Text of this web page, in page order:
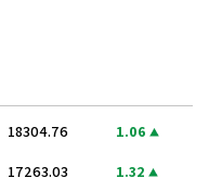
18304.76 1.06
17263.03 1.32